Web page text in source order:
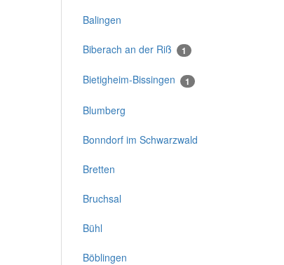
Balingen
Biberach an der Riß 1
Bietigheim-Bissingen 1
Blumberg
Bonndorf im Schwarzwald
Bretten
Bruchsal
Bühl
Böblingen